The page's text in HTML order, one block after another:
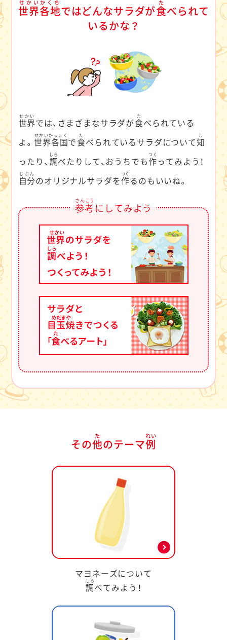
世界各地
せかいかくち
ではどんなサラダが食
た
べられて
いるかな？
世界
せかい
では、さまざまなサラダが食
た
べられている
よ。 世界各国
せかいかっこく
で食
た
べられているサラダについて知
し
ったり、 調
しら
べたりして、おうちでも作
つく
ってみよう！
自分
じぶん
のオリジナルサラダを作
つく
るのもいいね。
参考
さんこう
にしてみよう
その他
た
のテーマ例
れい
マヨネーズについて
調
しら
べてみよう！